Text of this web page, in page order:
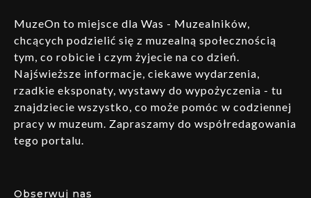
MuzeOn to miejsce dla Was - Muzealników,
chcących podzielić się z muzealną społecznością
tym, co robicie i czym żyjecie na co dzień.
Najświeższe informacje, ciekawe wydarzenia,
rzadkie eksponaty, wystawy do wypożyczenia - tu
znajdziecie wszystko, co może pomóc w codziennej
pracy w muzeum. Zapraszamy do współredagowania
tego portalu.
Obserwuj nas